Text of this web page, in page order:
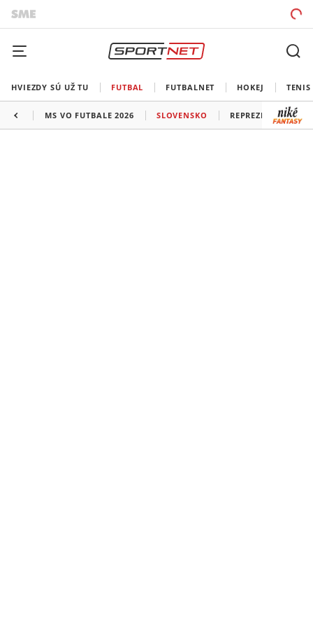
HVIEZDY SÚ UŽ TU FUTBAL FUTBALNET HOKEJ TENIS
MS VO FUTBALE 2026 SLOVENSKO REPREZENTÁCIE